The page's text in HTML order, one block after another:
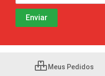
Meus Pedidos